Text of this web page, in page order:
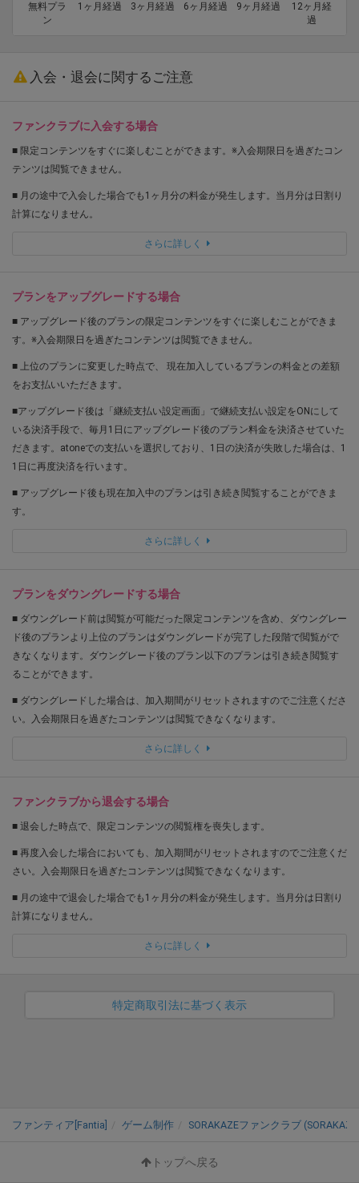
無料プラ
ン
1ヶ月経過 3ヶ月経過 6ヶ月経過 9ヶ月経過
12ヶ月経
過
入会・退会に関するご注意
ファンクラブに入会する場合
■ 限定コンテンツをすぐに楽しむことができます。※入会期限日を過ぎたコン
テンツは閲覧できません。
■ 月の途中で入会した場合でも1ヶ月分の料金が発生します。当月分は日割り
計算になりません。
さらに詳しく
プランをアップグレードする場合
■ アップグレード後のプランの限定コンテンツをすぐに楽しむことができま
す。※入会期限日を過ぎたコンテンツは閲覧できません。
■ 上位のプランに変更した時点で、 現在加入しているプランの料金との差額
をお支払いいただきます。
■アップグレード後は「継続支払い設定画面」で継続支払い設定をONにして
いる決済手段で、毎月1日にアップグレード後のプラン料金を決済させていた
だきます。atoneでの支払いを選択しており、1日の決済が失敗した場合は、1
1日に再度決済を行います。
■ アップグレード後も現在加入中のプランは引き続き閲覧することができま
す。
さらに詳しく
プランをダウングレードする場合
■ ダウングレード前は閲覧が可能だった限定コンテンツを含め、ダウングレー
ド後のプランより上位のプランはダウングレードが完了した段階で閲覧がで
きなくなります。ダウングレード後のプラン以下のプランは引き続き閲覧す
ることができます。
■ ダウングレードした場合は、加入期間がリセットされますのでご注意くださ
い。入会期限日を過ぎたコンテンツは閲覧できなくなります。
さらに詳しく
ファンクラブから退会する場合
■ 退会した時点で、限定コンテンツの閲覧権を喪失します。
■ 再度入会した場合においても、加入期間がリセットされますのでご注意くだ
さい。入会期限日を過ぎたコンテンツは閲覧できなくなります。
■ 月の途中で退会した場合でも1ヶ月分の料金が発生します。当月分は日割り
計算になりません。
さらに詳しく
特定商取引法に基づく表示
ファンティア[Fantia] ゲーム制作 SORAKAZEファンクラブ
トップへ戻る